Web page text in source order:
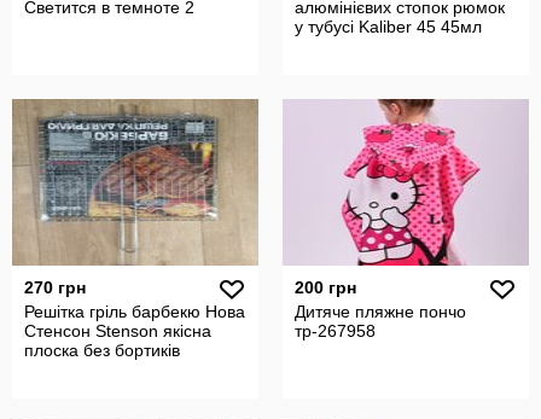
Светится в темноте 2
алюмінієвих стопок рюмок
у тубусі Kaliber 45 45мл
270 грн
Решітка гріль барбекю Нова
Стенсон Stenson якісна
плоска без бортиків
200 грн
Дитяче пляжне пончо
тр-267958